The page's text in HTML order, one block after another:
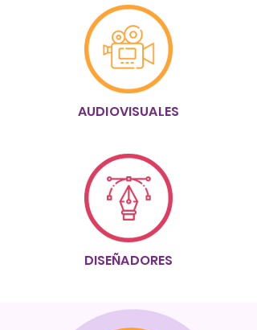
AUDIOVISUALES
DISEÑADORES